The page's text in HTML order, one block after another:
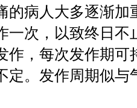
病人大多逐渐加
一次，以致终日不
，每次发作期可
定。发作周期似与